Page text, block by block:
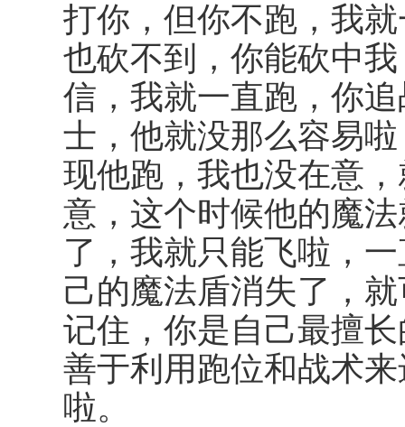
打你，但你不跑，我
也砍不到，你能砍中
信，我就一直跑，你
士，他就没那么容易
现他跑，我也没在意
意，这个时候他的魔
了，我就只能飞啦，
己的魔法盾消失了，
记住，你是自己最擅
善于利用跑位和战术
啦。